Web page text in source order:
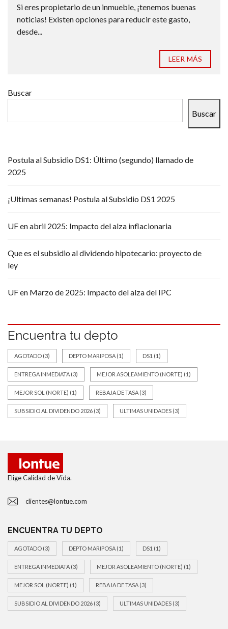
Si eres propietario de un inmueble, ¡tenemos buenas
noticias! Existen opciones para reducir este gasto,
desde...
LEER MÁS
Buscar
Buscar
Postula al Subsidio DS1: Último (segundo) llamado de
2025
¡Ultimas semanas! Postula al Subsidio DS1 2025
UF en abril 2025: Impacto del alza inflacionaria
Que es el subsidio al dividendo hipotecario: proyecto de
ley
UF en Marzo de 2025: Impacto del alza del IPC
Encuentra tu depto
AGOTADO (3) DEPTO MARIPOSA (1) DS1 (1)
ENTREGA INMEDIATA (3) MEJOR ASOLEAMIENTO (NORTE) (1)
MEJOR SOL (NORTE) (1) REBAJA DE TASA (3)
SUBSIDIO AL DIVIDENDO 2026 (3) ULTIMAS UNIDADES (3)
Elige Calidad de Vida.
clientes@lontue.com
ENCUENTRA TU DEPTO
AGOTADO (3) DEPTO MARIPOSA (1) DS1 (1)
ENTREGA INMEDIATA (3) MEJOR ASOLEAMIENTO (NORTE) (1)
MEJOR SOL (NORTE) (1) REBAJA DE TASA (3)
SUBSIDIO AL DIVIDENDO 2026 (3) ULTIMAS UNIDADES (3)